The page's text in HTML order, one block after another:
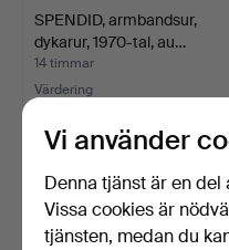
SPENDID, armbandsur,
dykarur, 1970-tal, au…
14 timmar
Värdering
Vi använder
Denna tjänst är en
Vissa cookies är
tjänsten, medan du